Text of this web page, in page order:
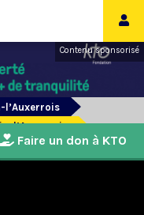
Contenu sponsorisé
l’Auxerrois
l’Auxerrois
Faire un don à KTO